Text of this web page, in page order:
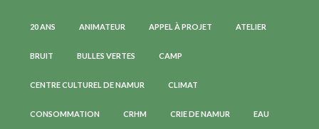
20 ANS ANIMATEUR APPEL À PROJET ATELIER
BRUIT BULLES VERTES CAMP
CENTRE CULTUREL DE NAMUR CLIMAT
CONSOMMATION CRHM CRIE DE NAMUR EAU